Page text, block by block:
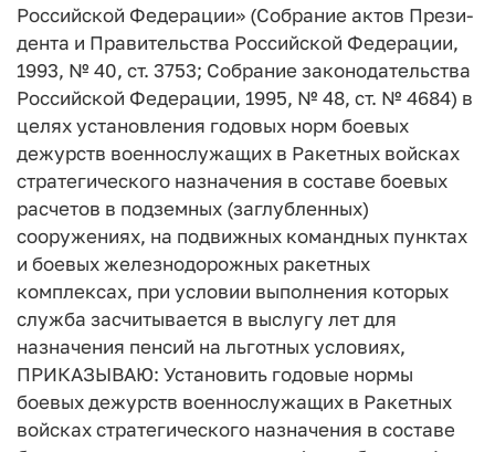
Российской Федерации» (Собрание актов Прези­
дента и Правительства Российской Федерации,
1993, № 40, ст. 3753; Собрание законодательства
Российской Федерации, 1995, № 48, ст. № 4684) в
целях установления годовых норм бое­вых
дежурств военнослужащих в Ракетных войсках
стратегиче­ского назначения в составе боевых
расчетов в подземных (заглубленных)
сооружениях, на подвижных командных пунктах
и боевых железнодорожных ракетных
комплексах, при условии выполнения которых
служба засчитывается в выслугу лет для
назначения пенсий на льготных условиях,
ПРИКАЗЫВАЮ: Установить годовые нормы
боевых дежурств военнослужа­щих в Ракетных
войсках стратегического назначения в составе